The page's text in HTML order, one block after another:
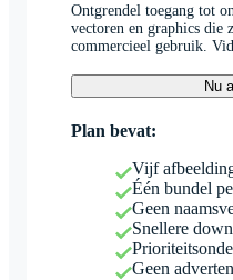
Ontgrendel toegang tot
vectoren en graphics die
commercieel gebruik.
Nu
Plan bevat:
Vijf
Één bundel
Geen
Snellere
Geen